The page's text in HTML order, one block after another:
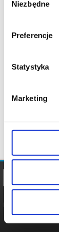
zgody
Niezbędne
Preferencje
Statystyka
Marketing